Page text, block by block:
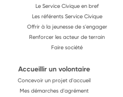
Le Service Civique en bref
Les référents Service Civique
Offrir à la jeunesse de s'engager
Renforcer les acteur de terrain
Faire société
Accueillir un volontaire
Concevoir un projet d'accueil
Mes démarches d'agrément